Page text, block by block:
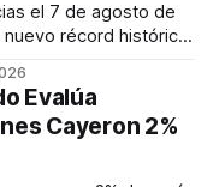
el 7 de agosto de
nuevo récord histórico
1.3% a 26,690.62.
de julio
Evalúa
Cayeron 2%